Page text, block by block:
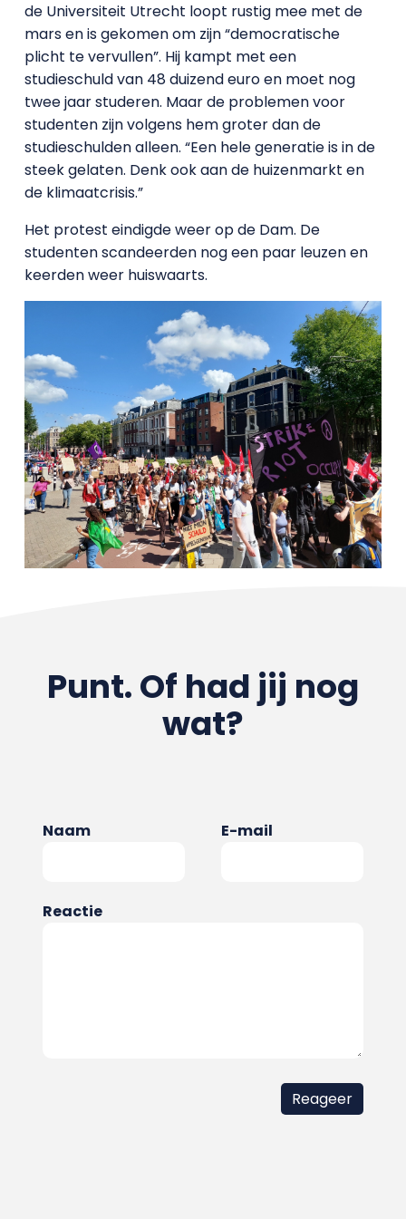
de Universiteit Utrecht loopt rustig mee met de
mars en is gekomen om zijn “democratische
plicht te vervullen”. Hij kampt met een
studieschuld van 48 duizend euro en moet nog
twee jaar studeren. Maar de problemen voor
studenten zijn volgens hem groter dan de
studieschulden alleen. “Een hele generatie is in de
steek gelaten. Denk ook aan de huizenmarkt en
de klimaatcrisis.”
Het protest eindigde weer op de Dam. De
studenten scandeerden nog een paar leuzen en
keerden weer huiswaarts.
Punt. Of had jij nog
wat?
Naam E-mail
Reactie